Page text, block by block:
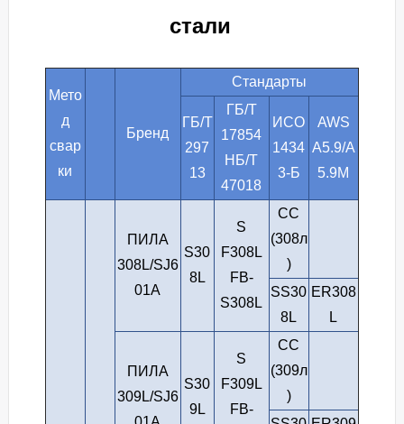
стали
Мето
д
свар
ки
Бренд
Стандарты
ГБ/Т
297
13
ГБ/Т
17854
НБ/Т
47018
ИСО
1434
3-Б
AWS
A5.9/A
5.9M
ПИЛА
308L/SJ6
01A
S30
8L
S
F308L
FB-
S308L
СС
(308л
)
SS30
8L
ER308
L
ПИЛА
309L/SJ6
S30
9L
S
F309L
FB-
СС
(309л
)